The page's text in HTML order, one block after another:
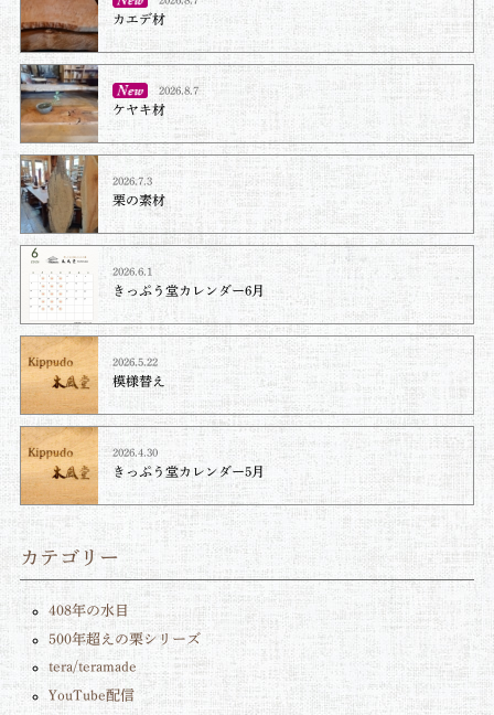
カエデ材
2026.8.7
ケヤキ材⁡
2026.7.3
栗の素材
2026.6.1
きっぷう堂カレンダー6月
2026.5.22
模様替え
2026.4.30
きっぷう堂カレンダー5月
カテゴリー
408年の水目
500年超えの栗シリーズ
tera/teramade
YouTube配信